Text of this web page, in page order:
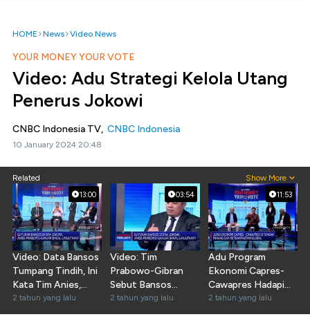
HOME News Video News
YOUR MONEY YOUR VOTE
Video: Adu Strategi Kelola Utang
Penerus Jokowi
CNBC Indonesia TV, CNBC Indonesia
10 January 2024 20:48
Related Show More
13:00
Video: Data Bansos
Tumpang Tindih, Ini
Kata Tim Anies,
Prabowo, Ganjar
2 tahun yang lalu
03:54
Video: Tim
Prabowo-Gibran
Sebut Bansos
Disetujui DPR
2 tahun yang lalu
11:53
Adu Program
Ekonomi Capres-
Cawapres Hadapi
Ketidakpastian
Global
2 tahun yang lalu